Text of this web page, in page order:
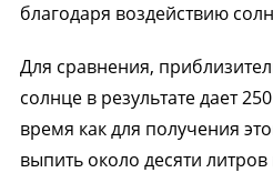
благодаря воздействию
Для сравнения,
солнце в результате дает
время как для получения
выпить около десяти